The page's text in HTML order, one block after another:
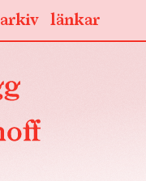
länkar
arkiv